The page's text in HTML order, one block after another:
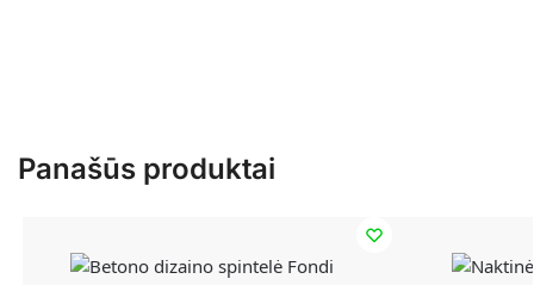
Panašūs produktai